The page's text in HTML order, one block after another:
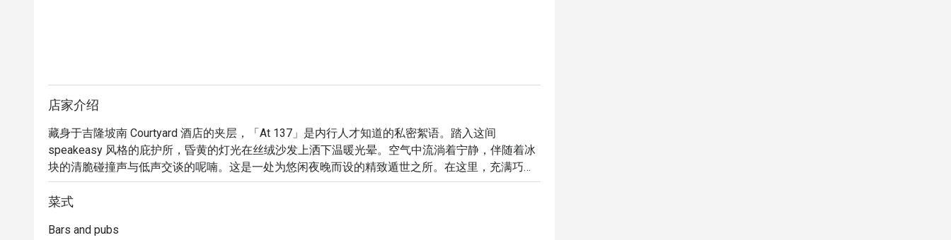
店家介绍
藏身于吉隆坡南 Courtyard 酒店的夹层，「At 137」是内行人才知道的私密絮语。踏入这间
speakeasy 风格的庇护所，昏黄的灯光在丝绒沙发上洒下温暖光晕。空气中流淌着宁静，伴随着冰
块的清脆碰撞声与低声交谈的呢喃。这是一处为悠闲夜晚而设的精致遁世之所。在这里，充满巧思
的在地风味调酒，都经由调酒师匠心巧手，将一杯寻常的睡前酒，升华为难忘的吉隆坡回忆。
菜式
Bars and pubs